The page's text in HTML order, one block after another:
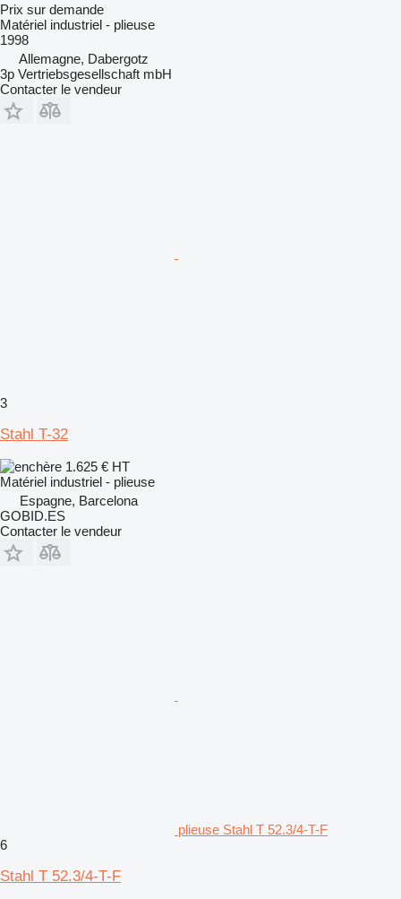
Prix sur demande
Matériel industriel - plieuse
1998
Allemagne, Dabergotz
3p Vertriebsgesellschaft mbH
Contacter le vendeur
3
Stahl T-32
1.625 € HT
Matériel industriel - plieuse
Espagne, Barcelona
GOBID.ES
Contacter le vendeur
plieuse Stahl T 52.3/4-T-F
6
Stahl T 52.3/4-T-F